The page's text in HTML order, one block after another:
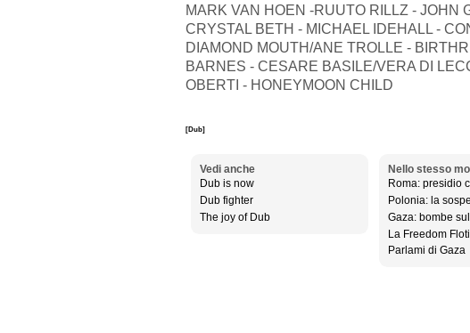
MARK VAN HOEN -RUUTO RILLZ - JOHN
CRYSTAL BETH - MICHAEL IDEHALL -
DIAMOND MOUTH/ANE TROLLE -
BARNES - CESARE BASILE/VERA DI
OBERTI - HONEYMOON CHILD
[Dub]
Vedi anche
Dub is now
Dub fighter
The joy of Dub
Nello stesso
Roma: presidio
Polonia: la
Gaza: bombe
La Freedom
Parlami di Gaza